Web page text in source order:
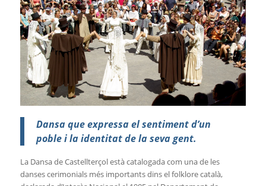
Dansa que expressa el sentiment d’un
poble i la identitat de la seva gent.
La Dansa de Castellterçol està catalogada com una de les
danses cerimonials més importants dins el folklore català,